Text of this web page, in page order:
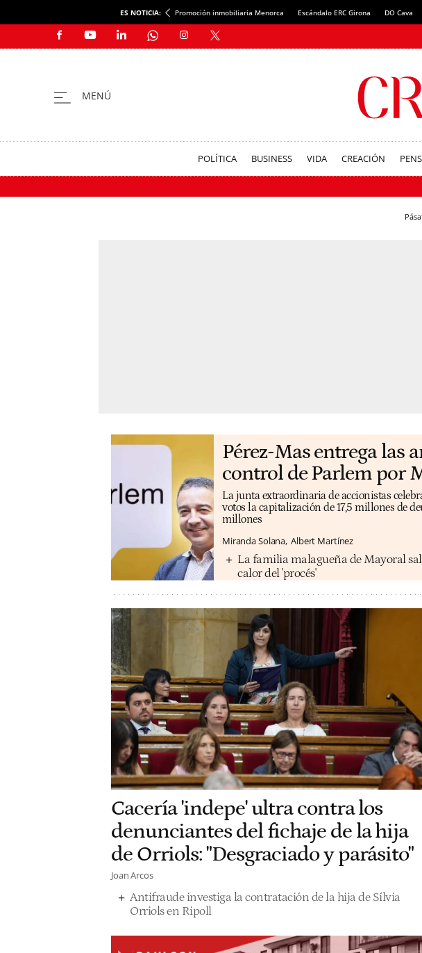
ES NOTICIA: Promoción inmobiliaria Menorca Escándalo ERC Girona DO Cava
POLÍTICA BUSINESS VIDA CREACIÓN
Pérez-Mas entrega las
control de Parlem por
La junta extraordinaria de accionistas
votos la capitalización de 17,5 millones de
millones
Miranda Solana Albert Martínez
La familia malagueña de Mayoral
calor del 'procés'
Cacería 'indepe' ultra contra los
denunciantes del fichaje de la hija
de Orriols: "Desgraciado y parásito"
Joan Arcos
Antifraude investiga la contratación de la hija de Sílvia
Orriols en Ripoll